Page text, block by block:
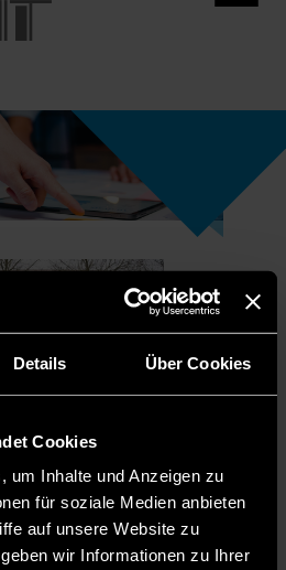
Details Über Cookies
Cookies
um Inhalte und Anzeigen zu
für soziale Medien anbieten
auf unsere Website zu
wir Informationen zu Ihrer